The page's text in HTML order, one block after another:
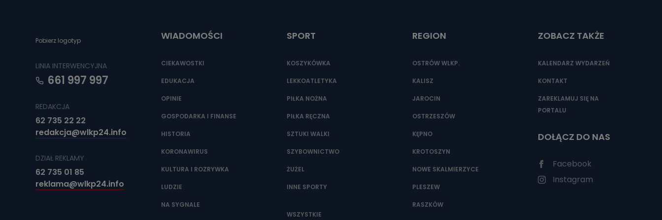
Pobierz logotyp
LINIA INTERWENCYJNA
661 997 997
REDAKCJA
62 735 22 22
redakcja@wlkp24.info
DZIAŁ REKLAMY
62 735 01 85
reklama@wlkp24.info
WIADOMOŚCI
CIEKAWOSTKI
EDUKACJA
OPINIE
GOSPODARKA I FINANSE
HISTORIA
KORONAWIRUS
KULTURA I ROZRYWKA
LUDZIE
NA SYGNALE
SPORT
KOSZYKÓWKA
LEKKOATLETYKA
PIŁKA NOŻNA
PIŁKA RĘCZNA
SZTUKI WALKI
SZYBOWNICTWO
ŻUŻEL
INNE SPORTY
WSZYSTKIE
REGION
OSTRÓW WLKP.
KALISZ
JAROCIN
OSTRZESZÓW
KĘPNO
KROTOSZYN
NOWE SKALMIERZYCE
PLESZEW
RASZKÓW
ZOBACZ TAKŻE
KALENDARZ WYDARZEŃ
KONTAKT
ZAREKLAMUJ SIĘ NA
PORTALU
DOŁĄCZ DO NAS
Facebook
Instagram